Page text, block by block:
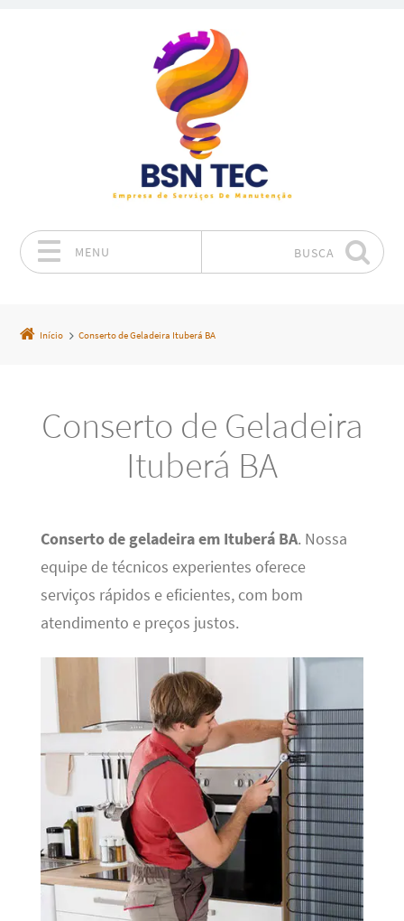
MENU BUSCA
Início Conserto de Geladeira Ituberá BA
Conserto de Geladeira
Ituberá BA
Conserto de geladeira em Ituberá BA. Nossa
equipe de técnicos experientes oferece
serviços rápidos e eficientes, com bom
atendimento e preços justos.